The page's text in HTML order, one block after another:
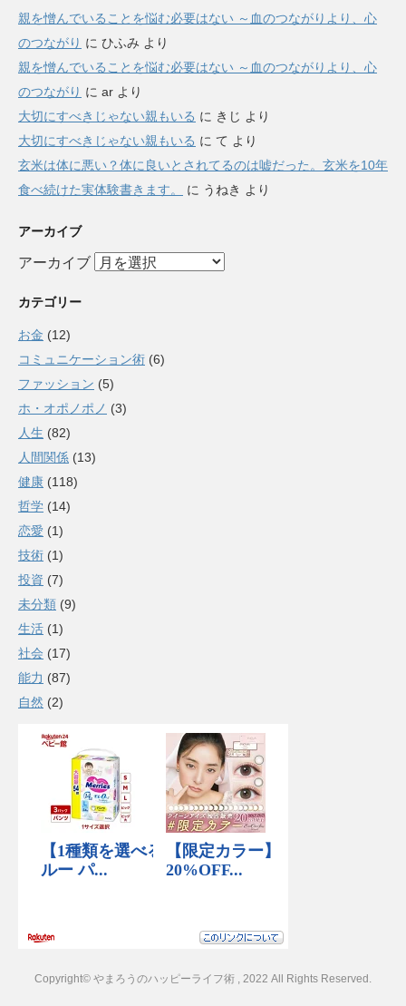
親を憎んでいることを悩む必要はない ～血のつながりより、心
のつながり に ひふみ より
親を憎んでいることを悩む必要はない ～血のつながりより、心
のつながり に ar より
大切にすべきじゃない親もいる に きじ より
大切にすべきじゃない親もいる に て より
玄米は体に悪い？体に良いとされてるのは嘘だった。玄米を10年
食べ続けた実体験書きます。
に うねき より
アーカイブ
アーカイブ
カテゴリー
お金 (12)
コミュニケーション術 (6)
ファッション (5)
ホ・オポノポノ (3)
人生 (82)
人間関係 (13)
健康 (118)
哲学 (14)
恋愛 (1)
技術 (1)
投資 (7)
未分類 (9)
生活 (1)
社会 (17)
能力 (87)
自然 (2)
Copyright© やまろうのハッピーライフ術 , 2022 All Rights Reserved.